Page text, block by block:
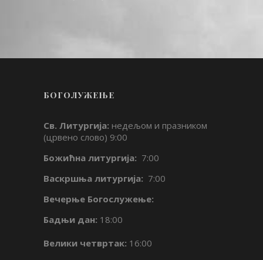
БОГОЛУЖЕЊЕ
Св. Литургија: недељом и празником
(црвено слово) 9:00
Божићна литургија: 7:00
Васкршња литургија: 7:00
Вечерње Богослужење:
Бадњи дан: 18:00
Велики четвртак: 16:00